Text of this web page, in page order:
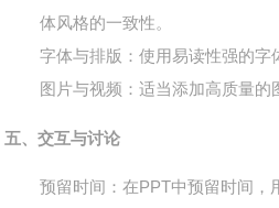
体风格的一致性。
字体与排版 ：使用易读性强的字
图片与视频 ：适当添加高质量的
五、交互与讨论
预留时间 ：在PPT中预留时间